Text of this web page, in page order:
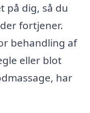
dig, så du
fortjener.
behandling af
eller blot
har